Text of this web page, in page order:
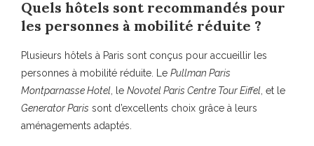
Quels hôtels sont recommandés pour
les personnes à mobilité réduite ?
Plusieurs hôtels à Paris sont conçus pour accueillir les
personnes à mobilité réduite. Le Pullman Paris
Montparnasse Hotel , le Novotel Paris Centre Tour Eiffel , et le
Generator Paris sont d’excellents choix grâce à leurs
aménagements adaptés.